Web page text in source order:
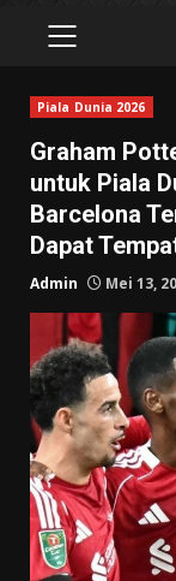
PRIMARY
Piala Dunia 2026
Graham
untuk Piala
Barcelona
Dapat
Admin Mei 13,